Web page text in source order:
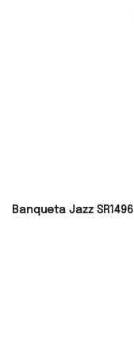
Banqueta Jazz SR1496